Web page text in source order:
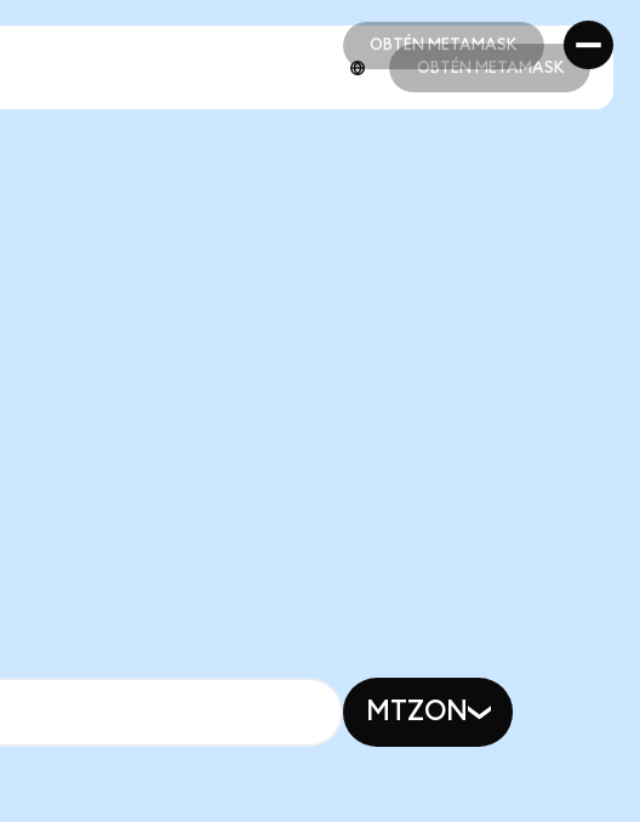
OBTÉN METAMASK
OBTÉN METAMASK
OBTÉN METAMASK
MTZON